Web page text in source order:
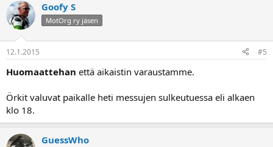
Goofy S
MotOrg ry jäsen
12.1.2015 #5
Huomaattehan että aikaistin varaustamme.
Örkit valuvat paikalle heti messujen sulkeutuessa eli alkaen
klo 18.
GuessWho